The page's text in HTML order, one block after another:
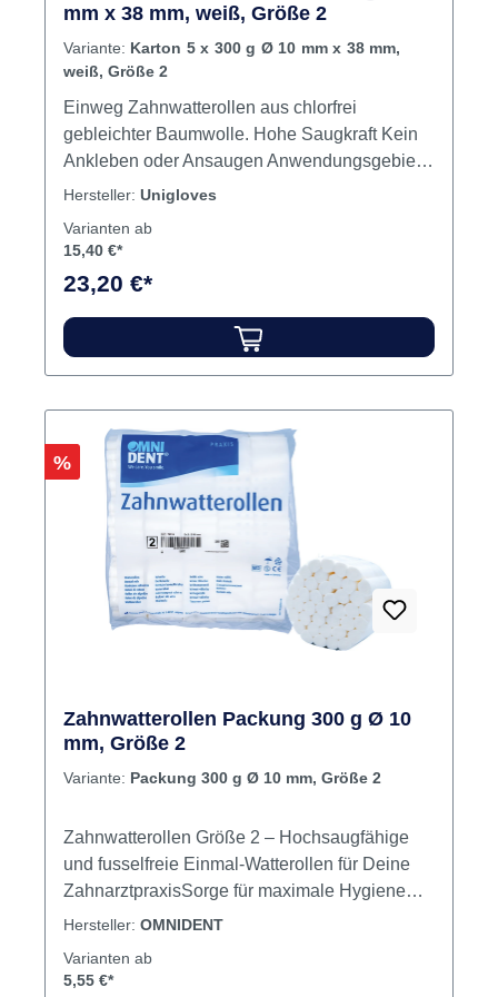
Rollen schnell gesättigt sind. Inhalt: 300 g
bestellen Jetzt Zahnwatterollen Compact
bequem online bei dentalkiosk.de bestellen –
mm x 38 mm, weiß, Größe 2
Variante: Karton 5 x 300 g Ø 10 mm x 38 mm,
weiß, Größe 2
Einweg Zahnwatterollen aus chlorfrei
gebleichter Baumwolle. Hohe Saugkraft Kein
Ankleben oder Ansaugen Anwendungsgebiete
Zahnwatterollen sind als wichtiges Hilfsmittel
eignen sich besonders als saugfähiges
Behandlungsbereich trocken zu halten.
Unigloves Zahnwatterollen sind zur äußeren
Anwendung zweckbestimmt und sind
ausschließlich als Einmalgebrauchsartikel zu
Angaben gelten für die Standardausführung.
Hersteller: Unigloves
Varianten ab
15,40 €*
23,20 €*
Rabatt
%
Zahnwatterollen Packung 300 g Ø 10
mm, Größe 2
Variante: Packung 300 g Ø 10 mm, Größe 2
Zahnwatterollen Größe 2 – Hochsaugfähige
und fusselfreie Einmal-Watterollen für Deine
ZahnarztpraxisSorge für maximale Hygiene
und Effizienz in Deiner Zahnarztpraxis mit den
Einmal-Zahnwatterollen bestehen aus reiner
Hersteller: OMNIDENT
Varianten ab
5,55 €*